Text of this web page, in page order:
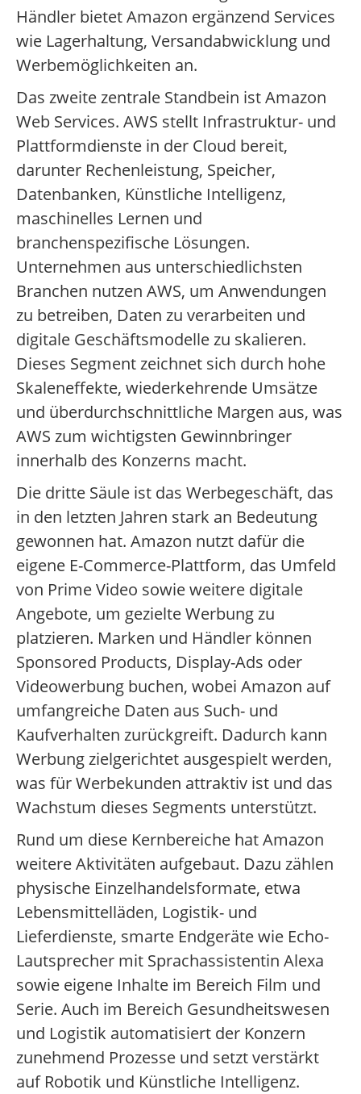
Händler bietet Amazon ergänzend Services
wie Lagerhaltung, Versandabwicklung und
Werbemöglichkeiten an.
Das zweite zentrale Standbein ist Amazon
Web Services. AWS stellt Infrastruktur- und
Plattformdienste in der Cloud bereit,
darunter Rechenleistung, Speicher,
Datenbanken, Künstliche Intelligenz,
maschinelles Lernen und
branchenspezifische Lösungen.
Unternehmen aus unterschiedlichsten
Branchen nutzen AWS, um Anwendungen
zu betreiben, Daten zu verarbeiten und
digitale Geschäftsmodelle zu skalieren.
Dieses Segment zeichnet sich durch hohe
Skaleneffekte, wiederkehrende Umsätze
und überdurchschnittliche Margen aus, was
AWS zum wichtigsten Gewinnbringer
innerhalb des Konzerns macht.
Die dritte Säule ist das Werbegeschäft, das
in den letzten Jahren stark an Bedeutung
gewonnen hat. Amazon nutzt dafür die
eigene E-Commerce-Plattform, das Umfeld
von Prime Video sowie weitere digitale
Angebote, um gezielte Werbung zu
platzieren. Marken und Händler können
Sponsored Products, Display-Ads oder
Videowerbung buchen, wobei Amazon auf
umfangreiche Daten aus Such- und
Kaufverhalten zurückgreift. Dadurch kann
Werbung zielgerichtet ausgespielt werden,
was für Werbekunden attraktiv ist und das
Wachstum dieses Segments unterstützt.
Rund um diese Kernbereiche hat Amazon
weitere Aktivitäten aufgebaut. Dazu zählen
physische Einzelhandelsformate, etwa
Lebensmittelläden, Logistik- und
Lieferdienste, smarte Endgeräte wie Echo-
Lautsprecher mit Sprachassistentin Alexa
sowie eigene Inhalte im Bereich Film und
Serie. Auch im Bereich Gesundheitswesen
und Logistik automatisiert der Konzern
zunehmend Prozesse und setzt verstärkt
auf Robotik und Künstliche Intelligenz.